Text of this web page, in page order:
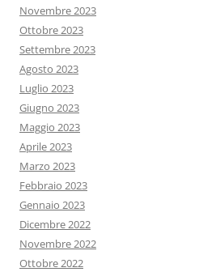
Novembre 2023
Ottobre 2023
Settembre 2023
Agosto 2023
Luglio 2023
Giugno 2023
Maggio 2023
Aprile 2023
Marzo 2023
Febbraio 2023
Gennaio 2023
Dicembre 2022
Novembre 2022
Ottobre 2022